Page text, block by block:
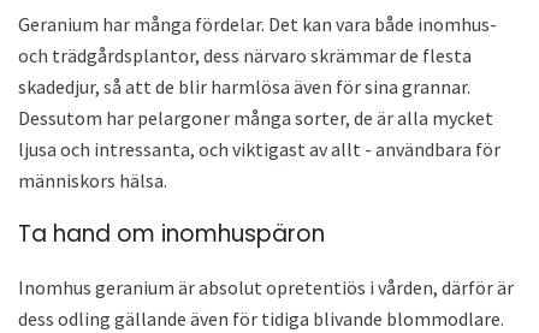
Geranium har många fördelar. Det kan vara både inomhus-
och trädgårdsplantor, dess närvaro skrämmar de flesta
skadedjur, så att de blir harmlösa även för sina grannar.
Dessutom har pelargoner många sorter, de är alla mycket
ljusa och intressanta, och viktigast av allt - användbara för
människors hälsa.
Ta hand om inomhuspäron
Inomhus geranium är absolut opretentiös i vården, därför är
dess odling gällande även för tidiga blivande blommodlare.